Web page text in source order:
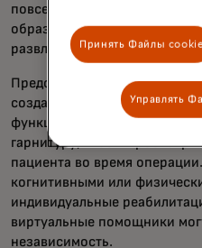
повседневную жизнь,
образование,
развлечения.
Представьте себе мир, где
создавать прототипы
функциональность на лету,
гарнитуру, чтобы
пациента во время
когнитивными или
индивидуальные
виртуальные помощники
независимость.
Принять Файлы cookie
Управлять